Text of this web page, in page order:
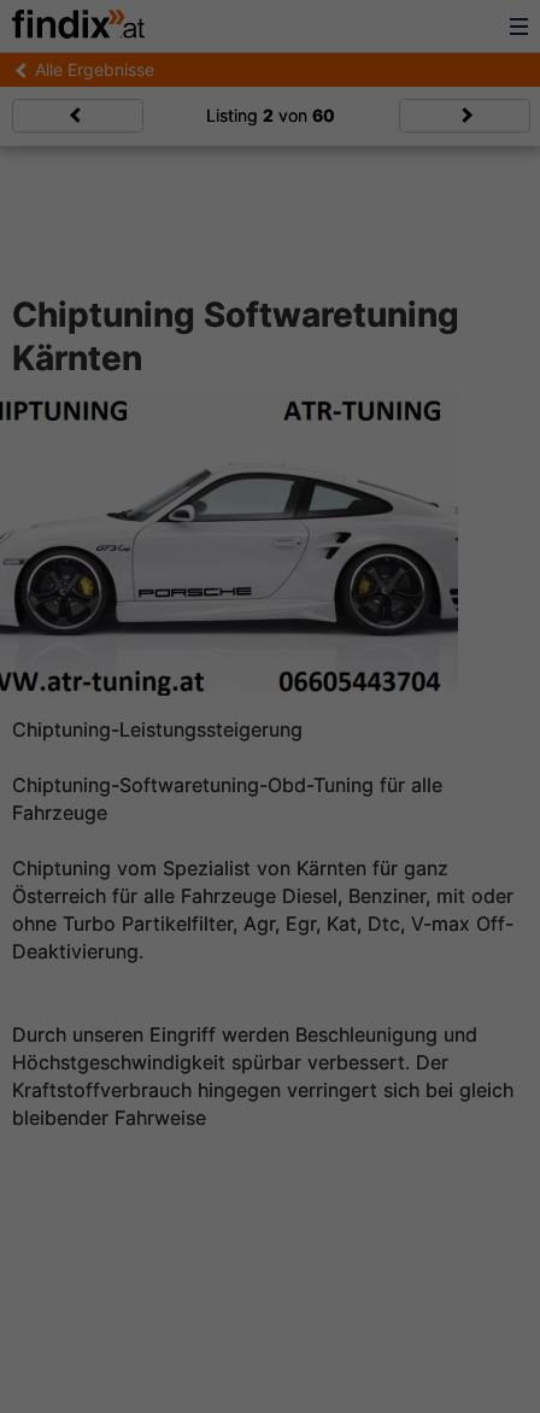
Alle Ergebnisse
Listing 2 von 60
Chiptuning Softwaretuning
Kärnten
Chiptuning-Leistungssteigerung
Chiptuning-Softwaretuning-Obd-Tuning für alle
Fahrzeuge
Chiptuning vom Spezialist von Kärnten für ganz
Österreich für alle Fahrzeuge Diesel, Benziner, mit oder
ohne Turbo Partikelfilter, Agr, Egr, Kat, Dtc, V-max Off-
Deaktivierung.
Durch unseren Eingriff werden Beschleunigung und
Höchstgeschwindigkeit spürbar verbessert. Der
Kraftstoffverbrauch hingegen verringert sich bei gleich
bleibender Fahrweise